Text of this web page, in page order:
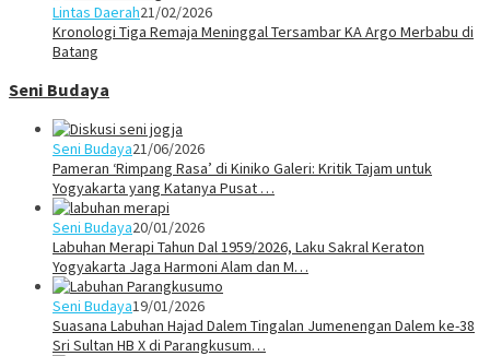
Lintas Daerah21/02/2026
Kronologi Tiga Remaja Meninggal Tersambar KA Argo Merbabu di
Batang
Seni Budaya
Seni Budaya21/06/2026
Pameran ‘Rimpang Rasa’ di Kiniko Galeri: Kritik Tajam untuk
Yogyakarta yang Katanya Pusat …
Seni Budaya20/01/2026
Labuhan Merapi Tahun Dal 1959/2026, Laku Sakral Keraton
Yogyakarta Jaga Harmoni Alam dan M…
Seni Budaya19/01/2026
Suasana Labuhan Hajad Dalem Tingalan Jumenengan Dalem ke-38
Sri Sultan HB X di Parangkusum…